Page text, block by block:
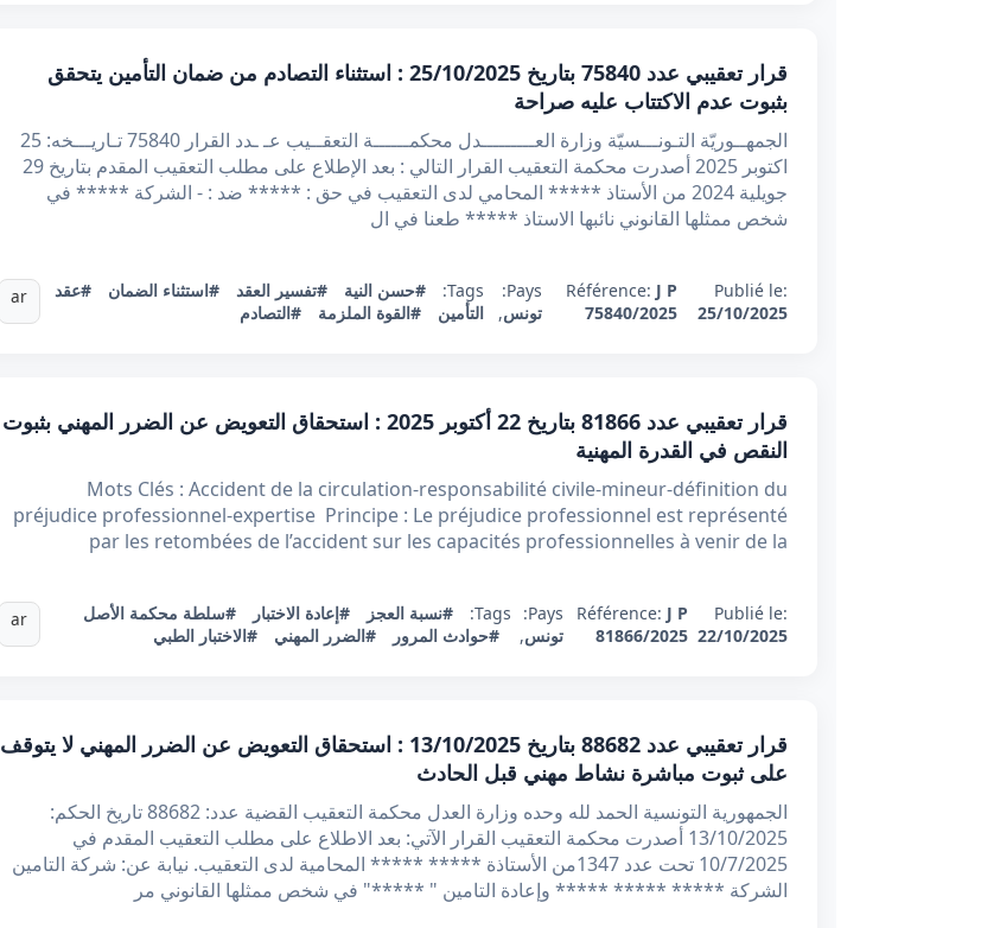
قرار تعقيبي عدد 75840 بتاريخ 25/10/2025 : استثناء التصادم من ضمان التأمين يتحقق
بثبوت عدم الاكتتاب عليه صراحة
الجمهــوريّة التـونـــسيّة وزارة العـــــــــدل محكمــــــة التعقــيب عـ ـدد القرار 75840 تـاريـــخه: 25
اكتوبر 2025 أصدرت محكمة التعقيب القرار التالي : بعد الإطلاع على مطلب التعقيب المقدم بتاريخ 29
جويلية 2024 من الأستاذ ***** المحامي لدى التعقيب في حق : ***** ضد : - الشركة ***** في
شخص ممثلها القانوني نائبها الاستاذ ***** طعنا في ال
Publié le:
25/10/2025
Référence: J P
75840/2025
Pays:
تونس,
Tags: #حسن النية #تفسير العقد #استثناء الضمان
#عقد
التأمين
#القوة الملزمة #التصادم
ar
قرار تعقيبي عدد 81866 بتاريخ 22 أكتوبر 2025 : استحقاق التعويض عن الضرر المهني بثبوت
النقص في القدرة المهنية
Mots Clés : Accident de la circulation-responsabilité civile-mineur-définition du
préjudice professionnel-expertise Principe : Le préjudice professionnel est représenté
par les retombées de l’accident sur les capacités professionnelles à venir de la
Publié le:
22/10/2025
Référence: J P
81866/2025
Pays:
تونس,
Tags: #نسبة العجز #إعادة الاختبار
#سلطة محكمة الأصل
#حوادث المرور
#الضرر المهني #الاختبار الطبي
ar
قرار تعقيبي عدد 88682 بتاريخ 13/10/2025 : استحقاق التعويض عن الضرر المهني لا يتوقف
على ثبوت مباشرة نشاط مهني قبل الحادث
الجمهورية التونسية الحمد لله وحده وزارة العدل محكمة التعقيب القضية عدد: 88682 تاريخ الحكم:
13/10/2025 أصدرت محكمة التعقيب القرار الآتي: بعد الاطلاع على مطلب التعقيب المقدم في
10/7/2025 تحت عدد 1347من الأستاذة ***** ***** المحامية لدى التعقيب. نيابة عن: شركة التامين
الشركة ***** ***** ***** وإعادة التامين " *****" في شخص ممثلها القانوني مر